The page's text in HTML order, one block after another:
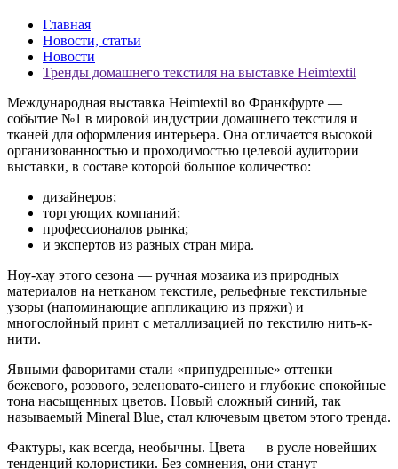
Главная
Новости, статьи
Новости
Тренды домашнего текстиля на выставке Heimtextil
Международная выставка Heimtextil во Франкфурте —
событие №1 в мировой индустрии домашнего текстиля и
тканей для оформления интерьера. Она отличается высокой
организованностью и проходимостью целевой аудитории
выставки, в составе которой большое количество:
дизайнеров;
торгующих компаний;
профессионалов рынка;
и экспертов из разных стран мира.
Ноу-хау этого сезона — ручная мозаика из природных
материалов на нетканом текстиле, рельефные текстильные
узоры (напоминающие аппликацию из пряжи) и
многослойный принт с металлизацией по текстилю нить-к-
нити.
Явными фаворитами стали «припудренные» оттенки
бежевого, розового, зеленовато-синего и глубокие спокойные
тона насыщенных цветов. Новый сложный синий, так
называемый Mineral Blue, стал ключевым цветом этого тренда.
Фактуры, как всегда, необычны. Цвета — в русле новейших
тенденций колористики. Без сомнения, они станут